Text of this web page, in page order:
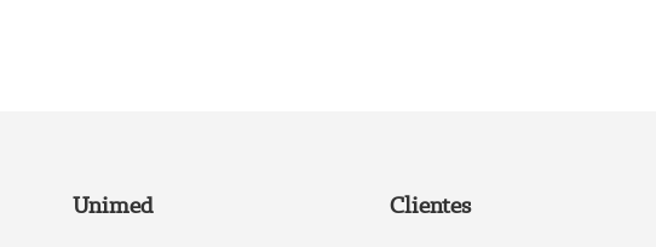
Unimed Clientes